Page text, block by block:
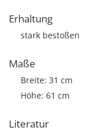
Erhaltung
stark bestoßen
Maße
Breite: 31 cm
Höhe: 61 cm
Literatur